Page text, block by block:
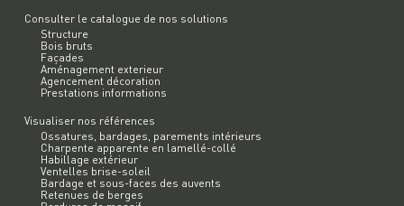
Consulter le catalogue de nos solutions
Structure
Bois bruts
Façades
Aménagement exterieur
Agencement décoration
Prestations informations
Visualiser nos références
Ossatures, bardages, parements intérieurs
Charpente apparente en lamellé-collé
Habillage extérieur
Ventelles brise-soleil
Bardage et sous-faces des auvents
Retenues de berges